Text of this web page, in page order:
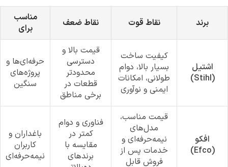
برند نقاط قوت نقاط ضعف
مناسب
برای
اشتیل
(Stihl)
کیفیت ساخت
بسیار بالا، دوام
طولانی، امکانات
ایمنی و نوآوری
قیمت بالا و
دسترسی
محدودتر
قطعات در
برخی مناطق
حرفه‌ای‌ها و
پروژه‌های
سنگین
افکو
(Efco)
قیمت مناسب،
مدل‌های
نیمه‌حرفه‌ای و
خدمات پس از
فروش قابل
فناوری و دوام
کمتر در
مقایسه با
برندهای
باغداران و
کاربران
نیمه‌حرفه‌ای